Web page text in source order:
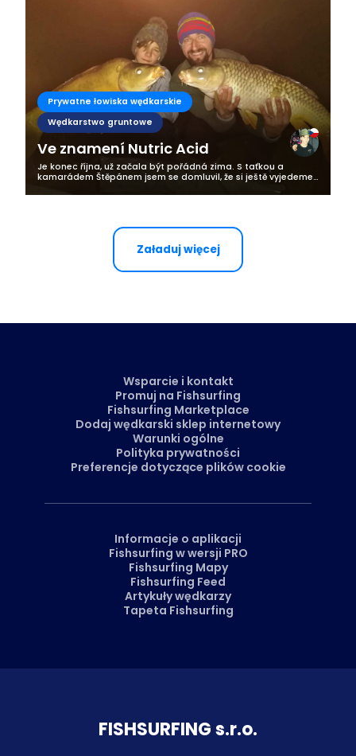
Prywatne łowiska wędkarskie
Wędkarstwo gruntowe
Ve znamení Nutric Acid
Je konec října, už začala být pořádná zima. S taťkou a
kamarádem Štěpánem jsem se domluvil, že si ještě vyjedeme
Vyjeli jsme kolem půl...
Załaduj więcej
FISH­SURFING s.r.o.
Wsparcie i kontakt
Promuj na Fishsurfing
Fishsurfing Marketplace
Dodaj wędkarski sklep internetowy
Warunki ogólne
Polityka prywatności
Preferencje dotyczące plików cookie
Informacje o aplikacji
Fishsurfing w wersji PRO
Fishsurfing Mapy
Fishsurfing Feed
Artykuły wędkarzy
Tapeta Fishsurfing